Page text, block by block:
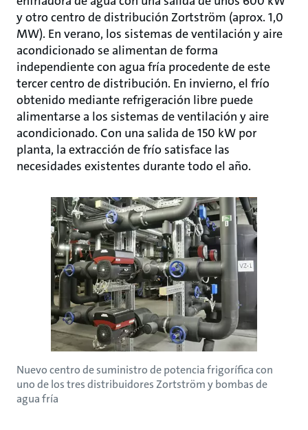
y otro centro de distribución Zortström (aprox. 1,0
MW). En verano, los sistemas de ventilación y aire
acondicionado se alimentan de forma
independiente con agua fría procedente de este
tercer centro de distribución. En invierno, el frío
obtenido mediante refrigeración libre puede
alimentarse a los sistemas de ventilación y aire
acondicionado. Con una salida de 150 kW por
planta, la extracción de frío satisface las
necesidades existentes durante todo el año.
Nuevo centro de suministro de potencia frigorífica con
uno de los tres distribuidores Zortström y bombas de
agua fría